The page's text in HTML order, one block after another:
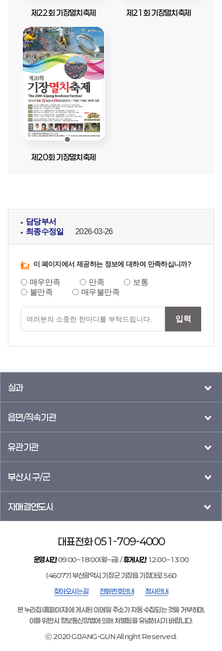
제22회 기장멸치축제 제21회 기장멸치축제
제20회 기장멸치축제
담당부서
최종수정일
2026-03-26
이 페이지에서 제공하는 정보에 대하여 만족하십니까?
매우만족 만족
보통
불만족
매우불만족
의견입력
입력
실과
읍면/직속기관
유관기관
부산시 구/군
자매결연도시
대표전화 051-709-4000
운영시간09:00~18:00(월~금) /휴게시간12:00~13:00
(46077) 부산광역시 기장군 기장읍 기장대로 560
찾아오시는길
전화번호안내 청사안내
본 누리집(홈페이지)에 게시된 이메일 주소가 자동 수집되는 것을 거부하며,
이를 위반시 정보통신망법에 의해 처벌됨을 유념하시기 바랍니다.
ⓒ 2020 GIJANG-GUN All right Reserved.